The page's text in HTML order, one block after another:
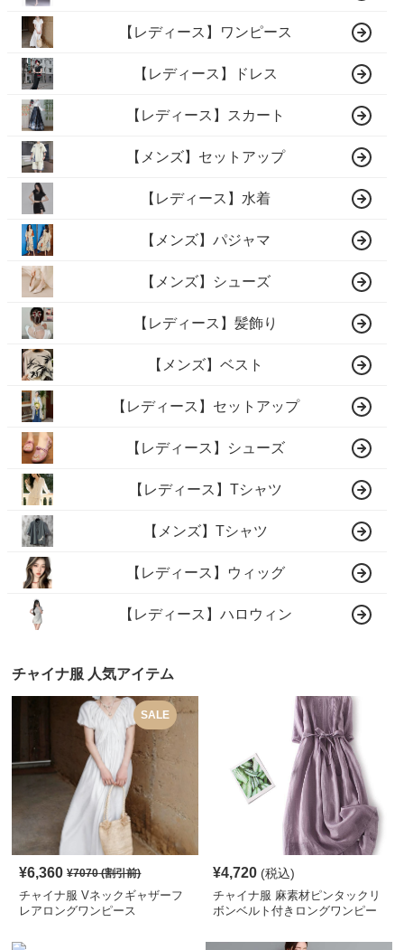
【レディース】ワンピース
【レディース】ドレス
【レディース】スカート
【メンズ】セットアップ
【レディース】水着
【メンズ】パジャマ
【メンズ】シューズ
【レディース】髪飾り
【メンズ】ベスト
【レディース】セットアップ
【レディース】シューズ
【レディース】Tシャツ
【メンズ】Tシャツ
【レディース】ウィッグ
【レディース】ハロウィン
チャイナ服 人気アイテム
SALE
¥6,360 ¥7070(割引前)
チャイナ服 Vネックギャザーフ
レアロングワンピース
¥4,720 (税込)
チャイナ服 麻素材ピンタックリ
ボンベルト付きロングワンピー